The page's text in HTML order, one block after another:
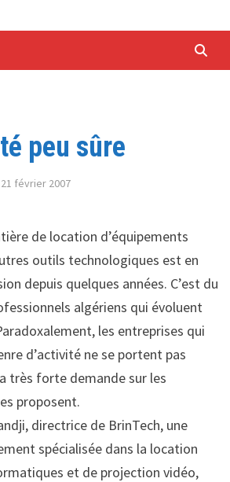
peu sûre
21 février 2007
de location d’équipements
outils technologiques est en
depuis quelques années. C’est du
algériens qui évoluent
les entreprises qui
d’activité ne se portent pas
très forte demande sur les
proposent.
directrice de BrinTech, une
spécialisée dans la location
et de projection vidéo,